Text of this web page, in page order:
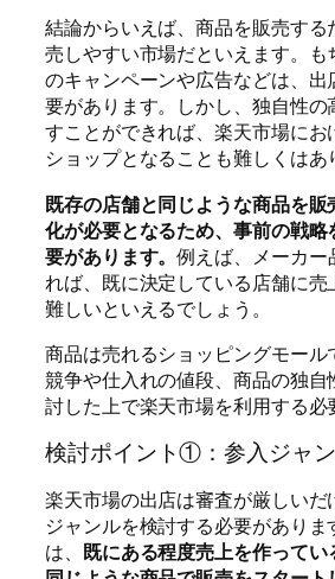
結論からいえば、商品を販売する
売しやすい市場だといえます。も
のキャンペーンや広告などは、
要があります。しかし、独自性の
すことができれば、楽天市場にお
ショップとなることも難しくはあ
既存の店舗と同じような商品を
化が必要となるため、事前の戦
要があります。例えば、メーカー
れば、既に決定している店舗に売
難しいといえるでしょう。
商品は売れるショッピングモール
競争や仕入れの値段、商品の独自
討した上で楽天市場を利用する必
検討ポイント①：参入ジャ
楽天市場の出店は審査が厳しいだ
ジャンルを検討する必要がありま
は、 既にある程度売上を作ってい